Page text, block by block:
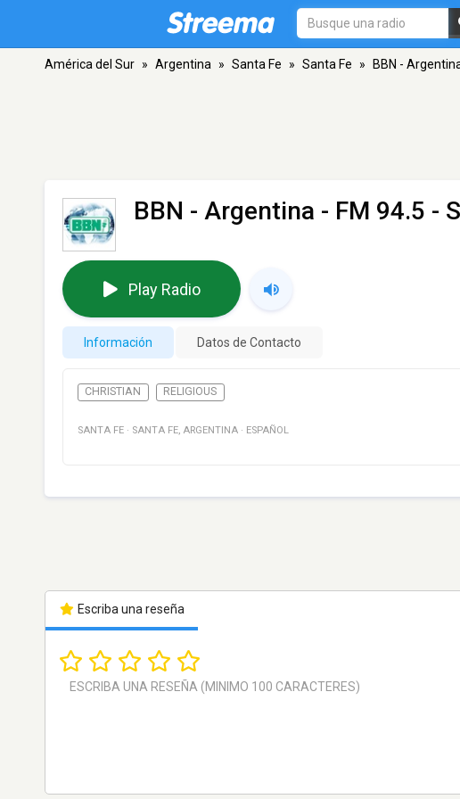
América del Sur » Argentina » Santa Fe » Santa Fe » BBN -
BBN - Argentina - FM 94.5 -
Play Radio
Información Datos de Contacto
CHRISTIAN RELIGIOUS
SANTA FE · SANTA FE, ARGENTINA · ESPAÑOL
Escriba una reseña